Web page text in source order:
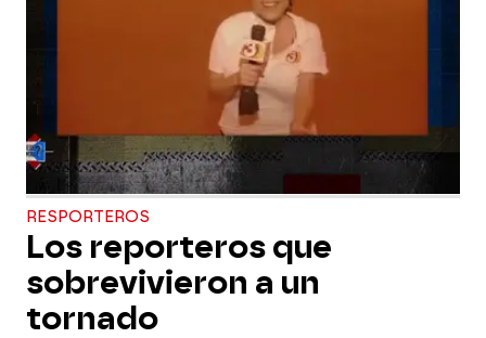
RESPORTEROS
Los reporteros que
sobrevivieron a un
tornado